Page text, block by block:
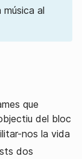
al
que
del bloc
nos la vida
dos